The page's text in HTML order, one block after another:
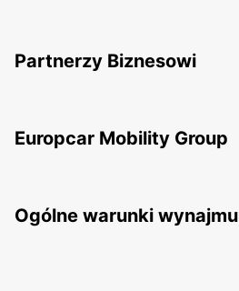
Partnerzy Biznesowi
Europcar Mobility Group
Ogólne warunki wynajmu